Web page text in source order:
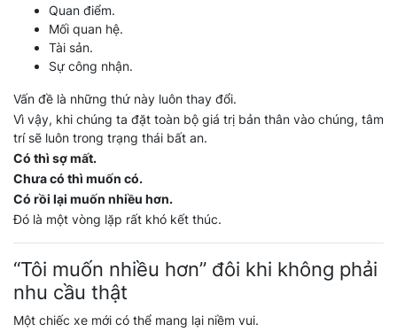
Quan điểm.
Mối quan hệ.
Tài sản.
Sự công nhận.
Vấn đề là những thứ này luôn thay đổi.
Vì vậy, khi chúng ta đặt toàn bộ giá trị bản thân vào chúng, tâm
trí sẽ luôn trong trạng thái bất an.
Có thì sợ mất.
Chưa có thì muốn có.
Có rồi lại muốn nhiều hơn.
Đó là một vòng lặp rất khó kết thúc.
“Tôi muốn nhiều hơn” đôi khi không phải
nhu cầu thật
Một chiếc xe mới có thể mang lại niềm vui.